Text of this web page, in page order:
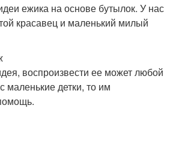
ежика на основе бутылок. У нас
красавец и маленький милый
воспроизвести ее может любой
маленькие детки, то им